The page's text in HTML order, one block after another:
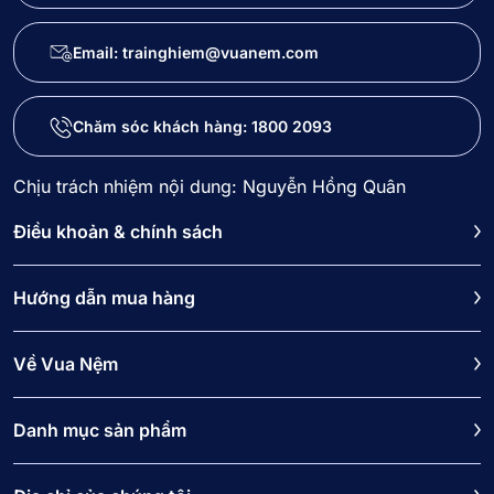
Email: trainghiem@vuanem.com
Chăm sóc khách hàng: 1800 2093
Chịu trách nhiệm nội dung: Nguyễn Hồng Quân
Điều khoản & chính sách
Hướng dẫn mua hàng
Về Vua Nệm
Danh mục sản phẩm